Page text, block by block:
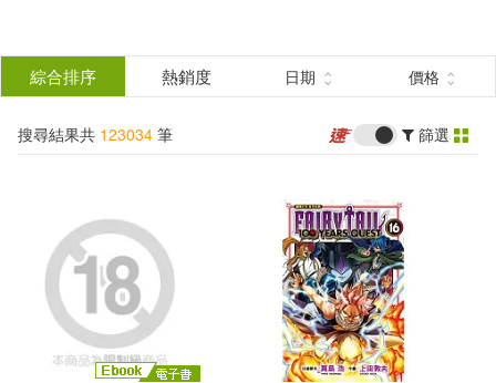
結
分類 (單選)
所有商品(123034)
圖書(81731) 影音(2200)
雜誌(2336)
美妝(1110)
作者 (可複選)
綜合排序 熱銷度 日期 價格
搜尋結果共 123034 筆 篩選